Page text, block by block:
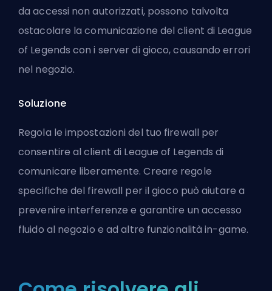
da accessi non autorizzati, possono talvolta
ostacolare la comunicazione del client di League
of Legends con i server di gioco, causando errori
nel negozio.
Soluzione
Regola le impostazioni del tuo firewall per
consentire al client di League of Legends di
comunicare liberamente. Creare regole
specifiche del firewall per il gioco può aiutare a
prevenire interferenze e garantire un accesso
fluido al negozio e ad altre funzionalità in-game.